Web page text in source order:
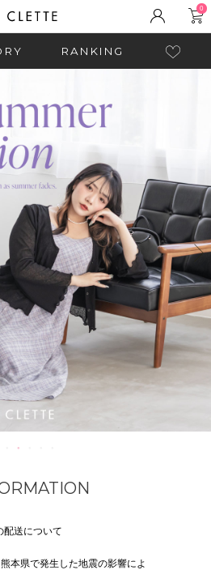
0
RANKING
配送について
熊本県で発生した地震の影響によ